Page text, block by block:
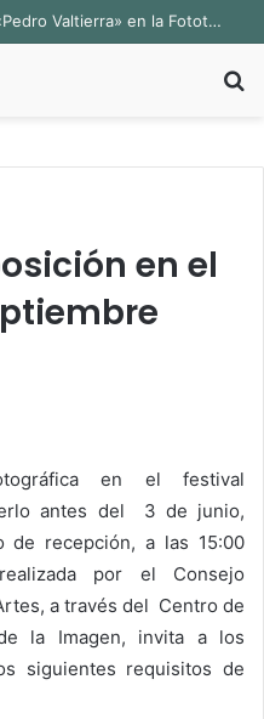
Inauguran sala permanente «Pedro Valtierra» en la Fototeca de Zacatecas
en el
en el festival
antes del 3 de junio,
recepción, a las 15:00
por el Consejo
a través del Centro de
la Imagen, invita a los
siguientes requisitos de